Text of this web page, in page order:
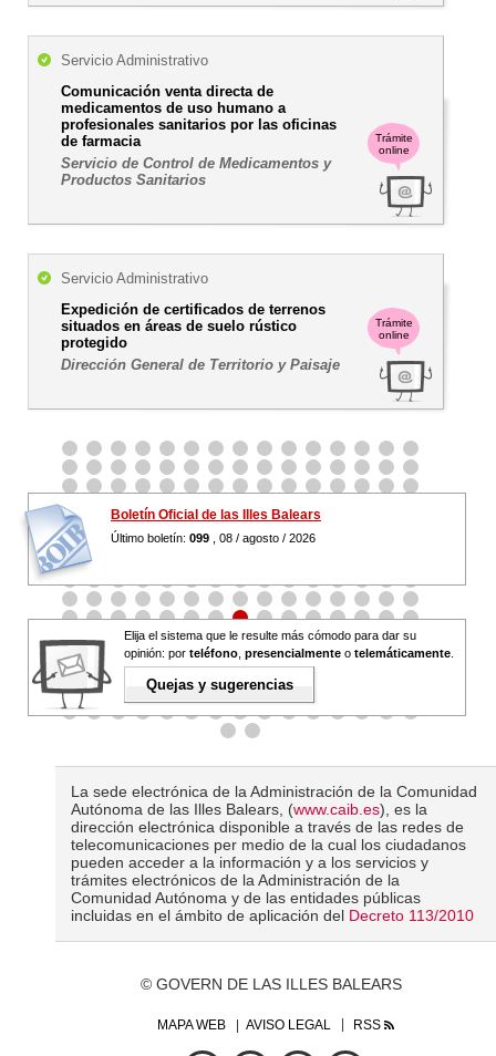
Trámite
online
Servicio Administrativo
Comunicación venta directa de
medicamentos de uso humano a
profesionales sanitarios por las oficinas
de farmacia
Servicio de Control de Medicamentos y
Productos Sanitarios
Trámite
online
Servicio Administrativo
Expedición de certificados de terrenos
situados en áreas de suelo rústico
protegido
Dirección General de Territorio y Paisaje
Boletín Oficial de las Illes Balears
Último boletín: 099 , 08 / agosto / 2026
Elija el sistema que le resulte más cómodo para dar su
opinión: por teléfono presencialmente o telemáticamente
Quejas y sugerencias
La sede electrónica de la Administración de la Comunidad
Autónoma de las Illes Balears, (www.caib.es), es la
dirección electrónica disponible a través de las redes de
telecomunicaciones per medio de la cual los ciudadanos
pueden acceder a la información y a los servicios y
trámites electrónicos de la Administración de la
Comunidad Autónoma y de las entidades públicas
incluidas en el ámbito de aplicación del Decreto 113/2010
© GOVERN DE LAS ILLES BALEARS
MAPA WEB AVISO LEGAL RSS